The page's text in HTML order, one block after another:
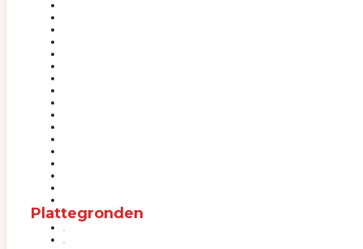
Plattegronden